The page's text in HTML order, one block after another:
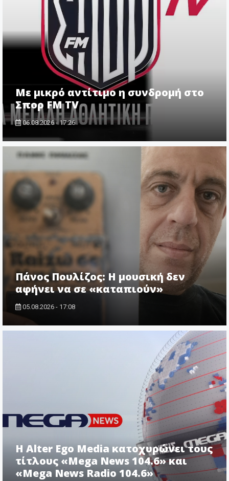
Με μικρό αντίτιμο η συνδρομή στο
Σπορ FM TV
06.08.2026 - 17:26
Πάνος Πουλίζος: Η μουσική δεν
αφήνει να σε «καταπιούν»
05.08.2026 - 17:08
Η Alter Ego Media κατοχυρώνει τους
τίτλους «Mega News 104.6» και
«Mega News Radio 104.6»